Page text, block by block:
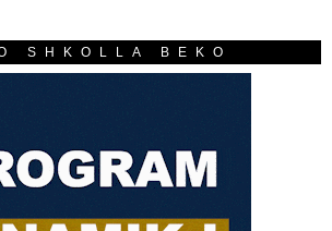
SHKOLLA BEKO